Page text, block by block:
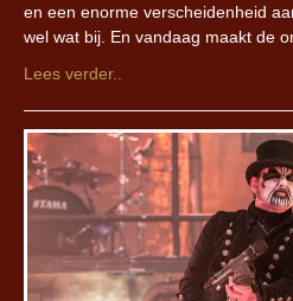
en een enorme verscheidenheid
wel wat bij. En vandaag maakt de
Lees verder..